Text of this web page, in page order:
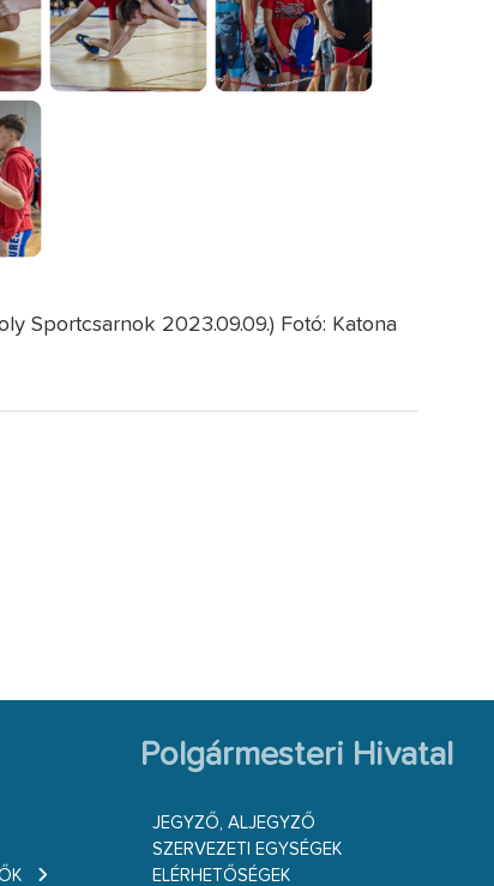
Sportcsarnok 2023.09.09.) Fotó: Katona
Polgármesteri Hivatal
JEGYZŐ, ALJEGYZŐ
SZERVEZETI EGYSÉGEK
ELÉRHETŐSÉGEK